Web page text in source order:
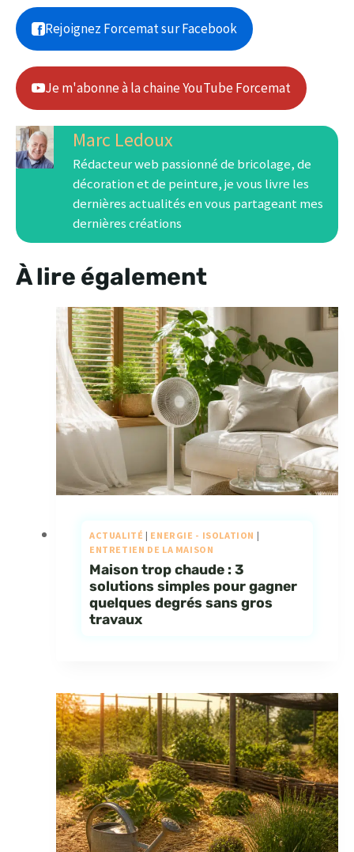
Rejoignez Forcemat sur Facebook
Je m'abonne à la chaine YouTube Forcemat
Marc Ledoux
Rédacteur web passionné de bricolage, de
décoration et de peinture, je vous livre les
dernières actualités en vous partageant mes
dernières créations
À lire également
ACTUALITÉ | ENERGIE - ISOLATION |
ENTRETIEN DE LA MAISON
Maison trop chaude : 3
solutions simples pour gagner
quelques degrés sans gros
travaux